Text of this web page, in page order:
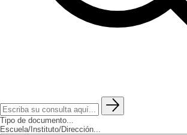
Tipo de documento...
Escuela/Instituto/Dirección...